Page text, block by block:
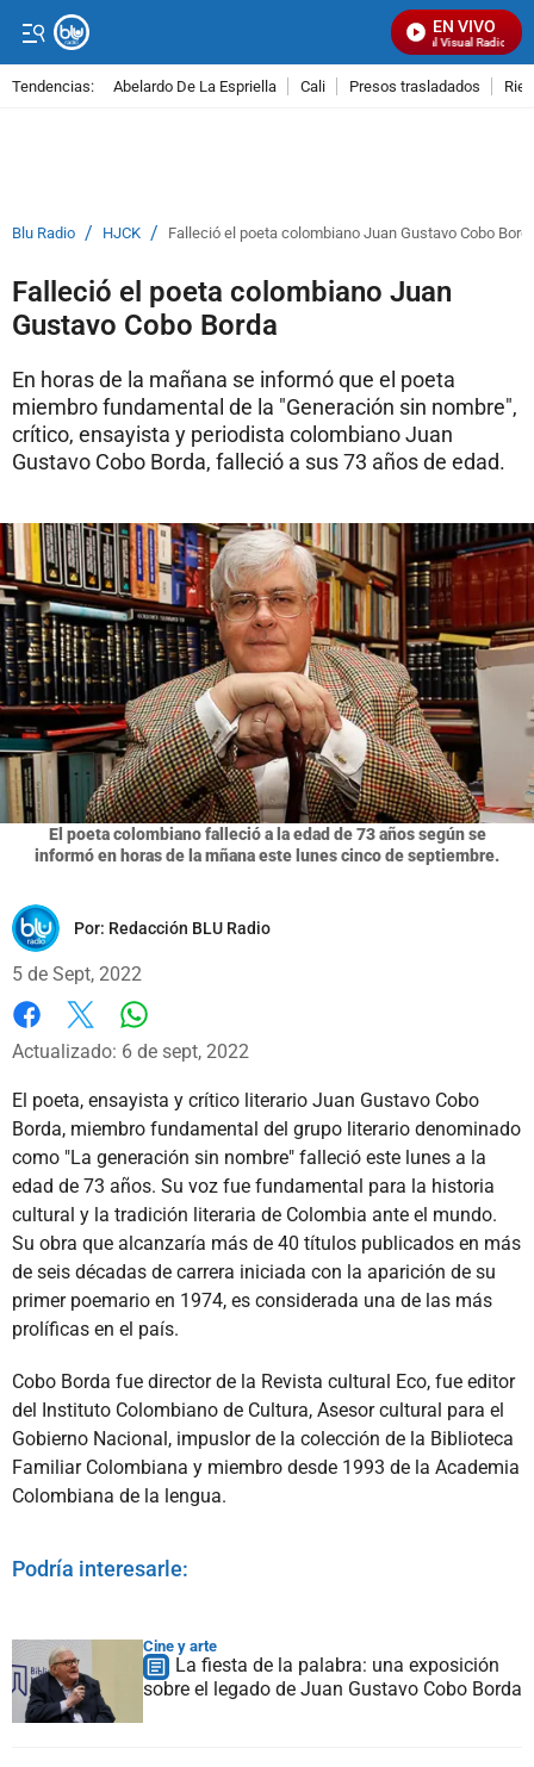
EN VIVO
Señal Visual Radio
Tendencias: Abelardo De La Espriella Cali Presos trasladados
Blu Radio / HJCK / Falleció el poeta colombiano Juan Gustavo Cobo
Falleció el poeta colombiano Juan
Gustavo Cobo Borda
En horas de la mañana se informó que el poeta
miembro fundamental de la "Generación sin nombre",
crítico, ensayista y periodista colombiano Juan
Gustavo Cobo Borda, falleció a sus 73 años de edad.
El poeta colombiano falleció a la edad de 73 años según se
informó en horas de la mñana este lunes cinco de septiembre.
Por: Redacción BLU Radio
5 de Sept, 2022
Facebook
X
Actualizado: 6 de sept, 2022
El poeta, ensayista y crítico literario Juan Gustavo Cobo
Borda, miembro fundamental del grupo literario denominado
como "La generación sin nombre" falleció este lunes a la
edad de 73 años. Su voz fue fundamental para la historia
cultural y la tradición literaria de Colombia ante el mundo.
Su obra que alcanzaría más de 40 títulos publicados en más
de seis décadas de carrera iniciada con la aparición de su
primer poemario en 1974, es considerada una de las más
prolíficas en el país.
Cobo Borda fue director de la Revista cultural Eco, fue editor
del Instituto Colombiano de Cultura, Asesor cultural para el
Gobierno Nacional, impuslor de la colección de la Biblioteca
Familiar Colombiana y miembro desde 1993 de la Academia
Colombiana de la lengua.
Podría interesarle:
Cine y arte
La fiesta de la palabra: una exposición
sobre el legado de Juan Gustavo Cobo Borda